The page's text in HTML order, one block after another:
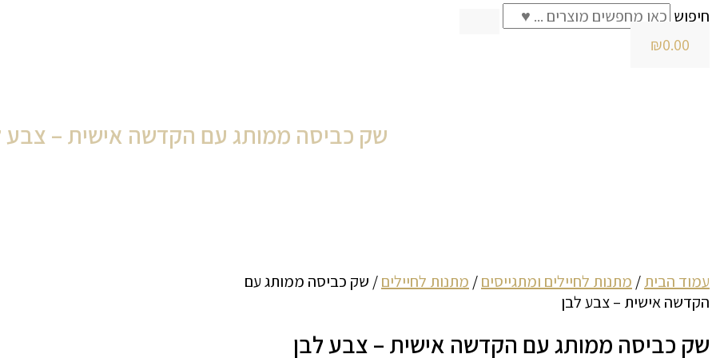
חיפוש
₪0.00
שק כביסה ממותג עם הקדשה אישית – צבע
עמוד הבית/ מתנות לחיילים ומתגייסים/ מתנות לחיילים/ שק כביסה ממותג עם
הקדשה אישית – צבע לבן
שק כביסה ממותג עם הקדשה אישית – צבע לבן